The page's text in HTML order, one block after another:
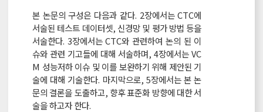
본 논문의 구성은 다음과 같다. 2장에서는 CTC에
서술된 테스트 데이터셋, 신경망 및 평가 방법 등을
서술한다. 3장에서는 CTC와 관련하여 논의 된 이
슈와 관련 기고들에 대해 서술하며, 4장에서는 VC
M 성능저하 이슈 및 이를 보완하기 위해 제안된 기
술에 대해 기술한다. 마지막으로, 5장에서는 본 논
문의 결론을 도출하고, 향후 표준화 방향에 대한 서
술을 하고자 한다.